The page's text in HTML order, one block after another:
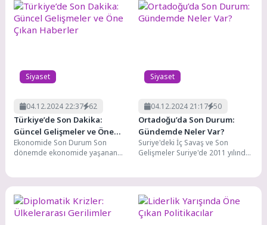
maddelerinden biri....
doğusunda büyük bir jeopolitik...
Siyaset
04.12.2024 22:37 62
Türkiye’de Son Dakika:
Güncel Gelişmeler ve Öne
Çıkan Haberler
Ekonomide Son Durum Son
dönemde ekonomide yaşanan
Siyaset
04.12.2024 21:17 50
Ortadoğu’da Son Durum:
Gündemde Neler Var?
Suriye'deki İç Savaş ve Son
Gelişmeler Suriye'de 2011 yılında